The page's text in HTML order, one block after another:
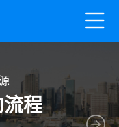
程